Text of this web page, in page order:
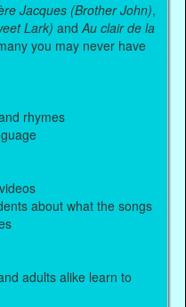
Jacques (Brother John),
Lark) andAu clair de la
you may never have
rhymes
about what the songs
adults alike learn to